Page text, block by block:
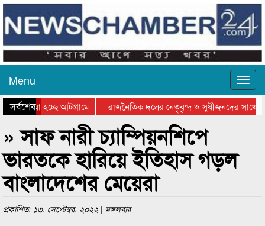
Menu
সর্বশেষ
যাওয়া হচ্ছে আটগ্রামে
রাজনৈতিক দলের নেতৃবৃন্দ ও সুধীজনদের সাথে
পুরস্কার বিতরণ সম্পন্ন
সিলেটে বাংলাদেশ গ্রুপ থিয়েটার ফেডারেশানের
» সাফ নারী চ্যাম্পিয়নশিপে
ভারতকে হারিয়ে ইতিহাস গড়ল
বাংলাদেশের মেয়েরা
প্রকাশিত: ১৩. সেপ্টেম্বর. ২০২২ | মঙ্গলবার